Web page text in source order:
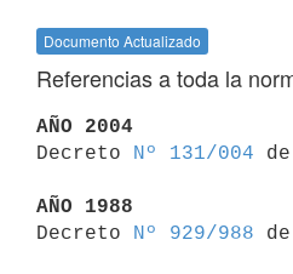
Documento Actualizado
Referencias a toda la
AÑO 2004
Decreto
Nº 131/004
AÑO 1988
Decreto
Nº 929/988